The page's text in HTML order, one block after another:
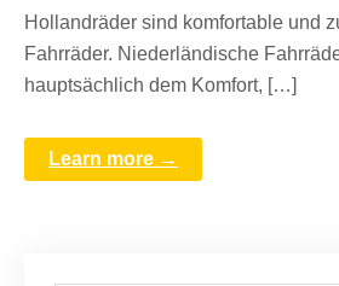
Hollandräder sind komfortable und
Fahrräder. Niederländische
hauptsächlich dem Komfort, […]
Learn more →